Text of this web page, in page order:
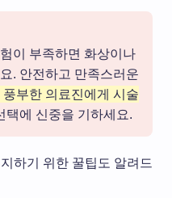
이 부족하면 화상이나
. 안전하고 만족스러운
풍부한 의료진에게 시술
택에 신중을 기하세요.
하기 위한 꿀팁도 알려드